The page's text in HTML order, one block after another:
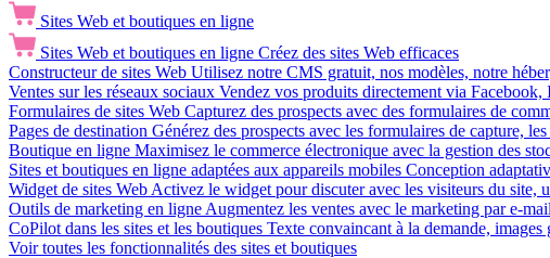
Sites Web et boutiques en ligne
Sites Web et boutiques en ligne Créez des sites Web efficaces
Constructeur de sites Web Utilisez notre CMS gratuit, nos modèles, notre
Ventes sur les réseaux sociaux Vendez vos produits directement via
Formulaires de sites Web Capturez des prospects avec des formulaires de
Pages de destination Générez des prospects avec les formulaires de capture,
Boutique en ligne Maximisez le commerce électronique avec la gestion des
Sites et boutiques en ligne adaptées aux appareils mobiles Conception
Widget de sites Web Activez le widget pour discuter avec les visiteurs du site,
Outils de marketing en ligne Augmentez les ventes avec le marketing par e-
CoPilot dans les sites et les boutiques Texte convaincant à la demande,
Voir toutes les fonctionnalités des sites et boutiques